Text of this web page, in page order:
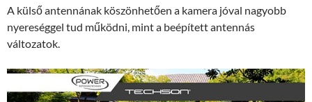
A külső antennának köszönhetően a kamera jóval nagyobb
nyereséggel tud működni, mint a beépített antennás
változatok.